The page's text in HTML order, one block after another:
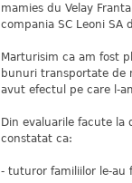
mamies du Velay
compania SC Leoni SA
Marturisim ca am fost
bunuri transportate de
avut efectul pe care l-
Din evaluarile facute
constatat ca:
- tuturor familiilor le-au